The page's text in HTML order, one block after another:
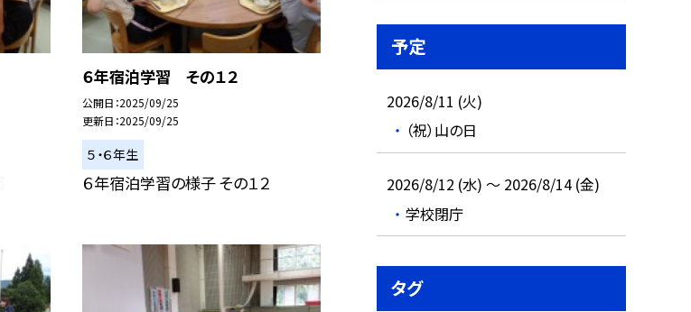
６年宿泊学習 その１２
公開日 2025/09/25
更新日 2025/09/25
５・６年生
６年宿泊学習の様子 その１２
予定
2026/8/11 (火)
（祝）山の日
2026/8/12 (水) ～ 2026/8/14 (金)
学校閉庁
タグ